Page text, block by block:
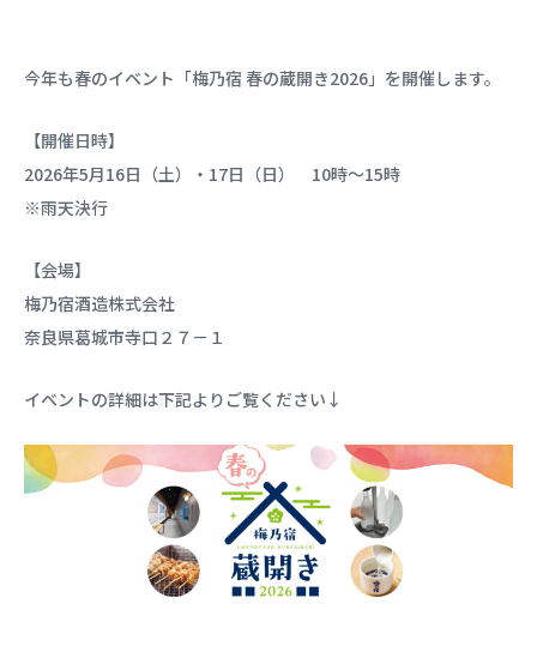
今年も春のイベント「梅乃宿 春の蔵開き2026」を開催します。
【開催日時】
2026年5月16日（土）・17日（日） 10時～15時
※雨天決行
【会場】
梅乃宿酒造株式会社
奈良県葛城市寺口２７－１
イベントの詳細は下記よりご覧ください↓